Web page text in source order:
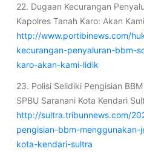
22. Dugaan Kecurangan
Kapolres Tanah Karo: Akan
http://www.portibinews.com/
kecurangan-penyaluran-bbm-
karo-akan-kami-lidik
23. Polisi Selidiki Pengisian
SPBU Saranani Kota Kendari
http://sultra.tribunnews.com/
pengisian-bbm-
kota-kendari-sultra